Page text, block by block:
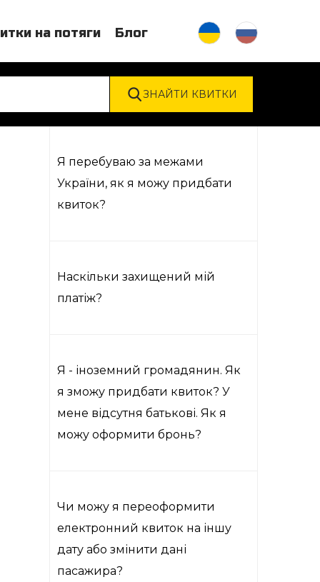
на потяги Блог
Я перебуваю за межами
України, як я можу придбати
квиток?
Наскільки захищений мій
платіж?
Я - іноземний громадянин. Як
я зможу придбати квиток? У
мене відсутня батькові. Як я
можу оформити бронь?
Чи можу я переоформити
електронний квиток на іншу
дату або змінити дані
пасажира?